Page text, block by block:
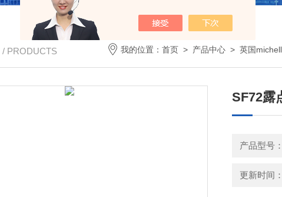
/ PRODUCTS 我的位置： 首页 > 产品中心 > 英国michell
SF72露
产品型号
更新时间